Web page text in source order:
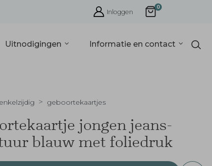
Inloggen
0
Uitnodigingen Informatie en contact
geboortekaartjes
jongen jeans-
blauw met foliedruk